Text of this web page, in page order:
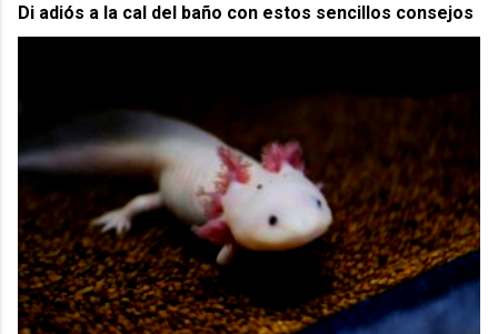
Di adiós a la cal del baño con estos sencillos consejos